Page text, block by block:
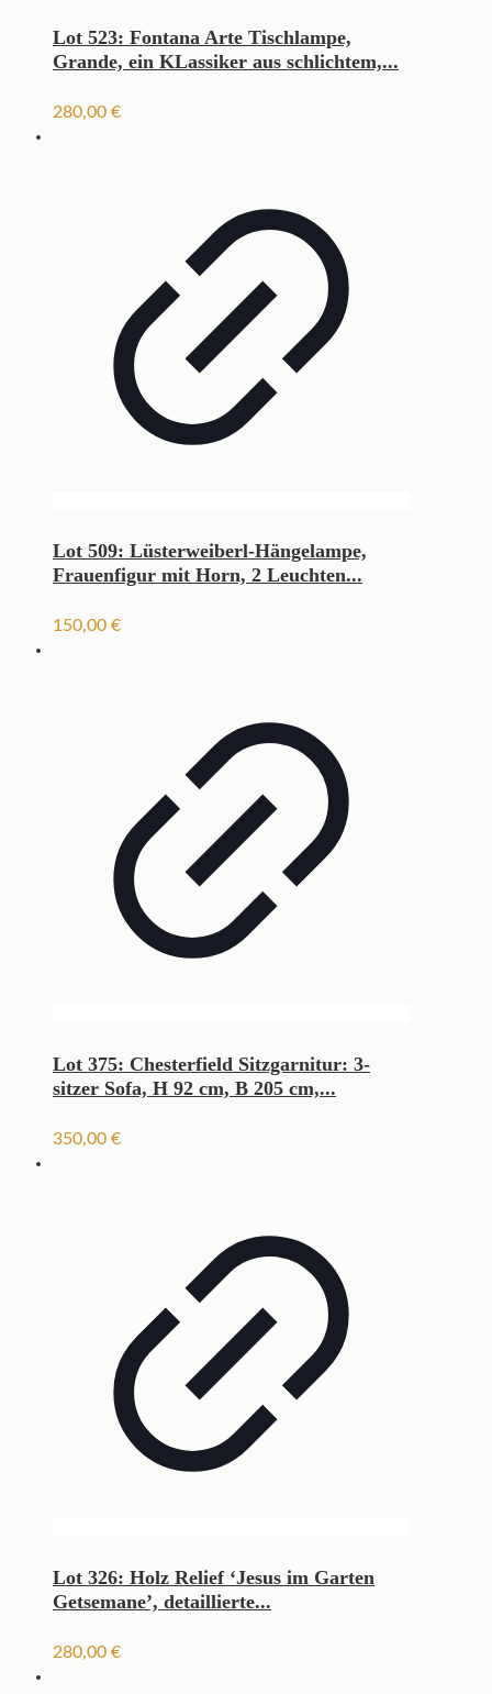
Lot 523: Fontana Arte Tischlampe,
Grande, ein KLassiker aus schlichtem,...
280,00 €
Lot 509: Lüsterweiberl-Hängelampe,
Frauenfigur mit Horn, 2 Leuchten...
150,00 €
Lot 375: Chesterfield Sitzgarnitur: 3-
sitzer Sofa, H 92 cm, B 205 cm,...
350,00 €
Lot 326: Holz Relief ‘Jesus im Garten
Getsemane’, detaillierte...
280,00 €